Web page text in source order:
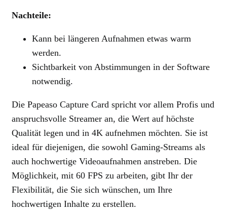
Nachteile:
Kann bei längeren Aufnahmen etwas warm
werden.
Sichtbarkeit von Abstimmungen in der Software
notwendig.
Die Papeaso Capture Card spricht vor allem Profis und
anspruchsvolle Streamer an, die Wert auf höchste
Qualität legen und in 4K aufnehmen möchten. Sie ist
ideal für diejenigen, die sowohl Gaming-Streams als
auch hochwertige Videoaufnahmen anstreben. Die
Möglichkeit, mit 60 FPS zu arbeiten, gibt Ihr der
Flexibilität, die Sie sich wünschen, um Ihre
hochwertigen Inhalte zu erstellen.